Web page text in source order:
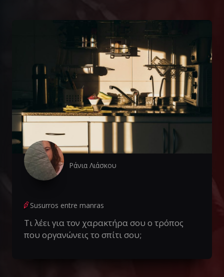
Ράνια Λιάσκου
Susurros entre manras
Τι λέει για τον χαρακτήρα σου ο τρόπος
που οργανώνεις το σπίτι σου;